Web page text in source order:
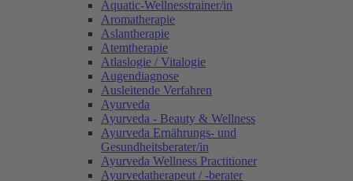
Aquatic-Wellnesstrainer/in
Aromatherapie
Aslantherapie
Atemtherapie
Atlaslogie / Vitalogie
Augendiagnose
Ausleitende Verfahren
Ayurveda
Ayurveda - Beauty & Wellness
Ayurveda Ernährungs- und
Gesundheitsberater/in
Ayurveda Wellness Practitioner
Ayurvedatherapeut / -berater